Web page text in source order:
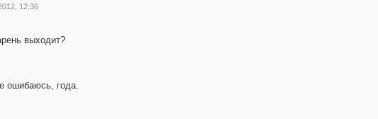
12:36
выходит?
ошибаюсь, года.